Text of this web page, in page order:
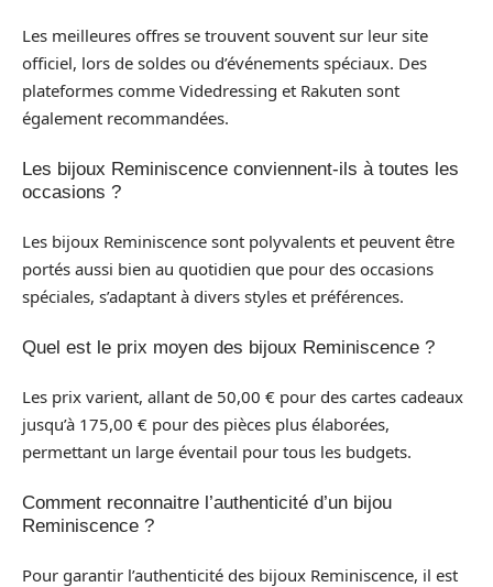
Les meilleures offres se trouvent souvent sur leur site
officiel, lors de soldes ou d’événements spéciaux. Des
plateformes comme Videdressing et Rakuten sont
également recommandées.
Les bijoux Reminiscence conviennent-ils à toutes les
occasions ?
Les bijoux Reminiscence sont polyvalents et peuvent être
portés aussi bien au quotidien que pour des occasions
spéciales, s’adaptant à divers styles et préférences.
Quel est le prix moyen des bijoux Reminiscence ?
Les prix varient, allant de 50,00 € pour des cartes cadeaux
jusqu’à 175,00 € pour des pièces plus élaborées,
permettant un large éventail pour tous les budgets.
Comment reconnaitre l’authenticité d’un bijou
Reminiscence ?
Pour garantir l’authenticité des bijoux Reminiscence, il est